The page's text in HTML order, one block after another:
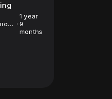
1 year
9
months